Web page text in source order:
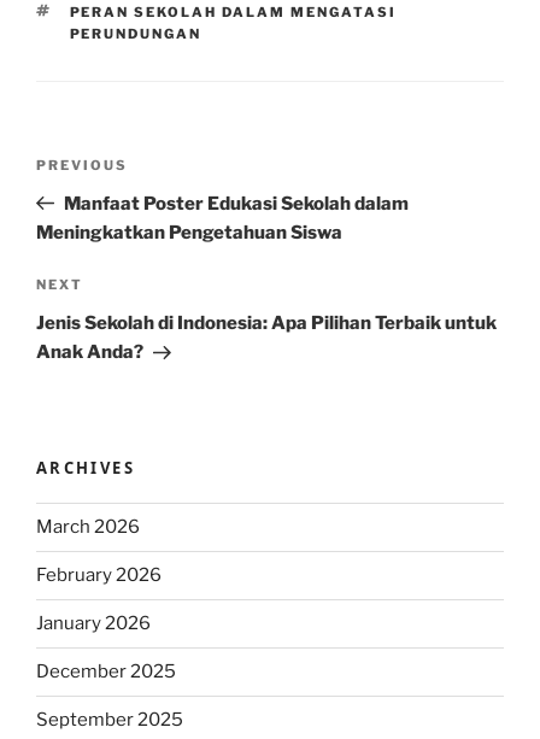
TAGS
PERAN SEKOLAH DALAM MENGATASI
PERUNDUNGAN
Previous
Post
PREVIOUS
Manfaat Poster Edukasi Sekolah dalam
Meningkatkan Pengetahuan Siswa
Next
Post
NEXT
Jenis Sekolah di Indonesia: Apa Pilihan Terbaik untuk
Anak Anda?
ARCHIVES
March 2026
February 2026
January 2026
December 2025
September 2025